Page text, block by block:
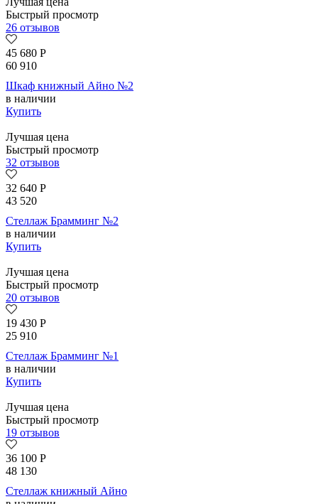
Быстрый просмотр
26 отзывов
45 680 Р
60 910
Шкаф книжный Айно №2
в наличии
Купить
Лучшая цена
Быстрый просмотр
32 отзывов
32 640 Р
43 520
Стеллаж Брамминг №2
в наличии
Купить
Лучшая цена
Быстрый просмотр
20 отзывов
19 430 Р
25 910
Стеллаж Брамминг №1
в наличии
Купить
Лучшая цена
Быстрый просмотр
19 отзывов
36 100 Р
48 130
Стеллаж книжный Айно